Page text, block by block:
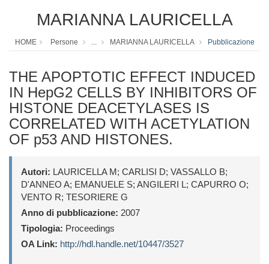
MARIANNA LAURICELLA
HOME Persone ... MARIANNA LAURICELLA Pubblicazione
THE APOPTOTIC EFFECT INDUCED
IN HepG2 CELLS BY INHIBITORS OF
HISTONE DEACETYLASES IS
CORRELATED WITH ACETYLATION
OF p53 AND HISTONES.
Autori: LAURICELLA M; CARLISI D; VASSALLO B;
D'ANNEO A; EMANUELE S; ANGILERI L; CAPURRO O;
VENTO R; TESORIERE G
Anno di pubblicazione: 2007
Tipologia: Proceedings
OA Link: http://hdl.handle.net/10447/3527